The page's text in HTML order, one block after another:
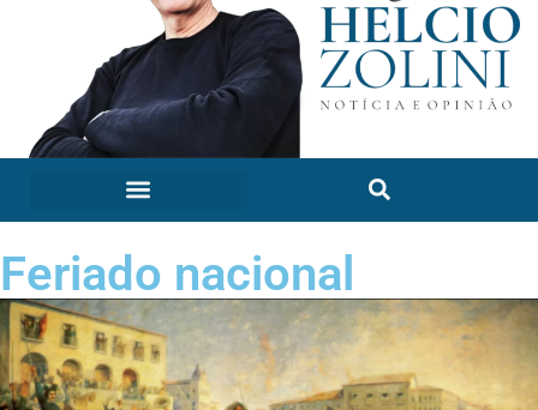
Feriado nacional